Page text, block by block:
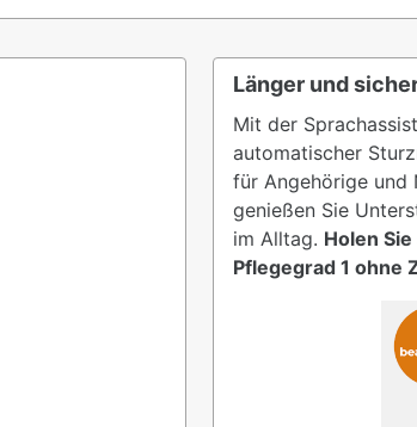
Länger und
Mit der
automatischer
für Angehörige und
genießen Sie
im Alltag. Holen
Pflegegrad 1 ohne